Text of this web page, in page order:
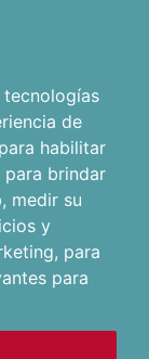
de
para habilitar
para brindar
, medir su
y
, para
para